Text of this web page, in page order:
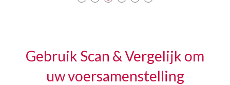
Gebruik Scan & Vergelijk om
uw voersamenstelling